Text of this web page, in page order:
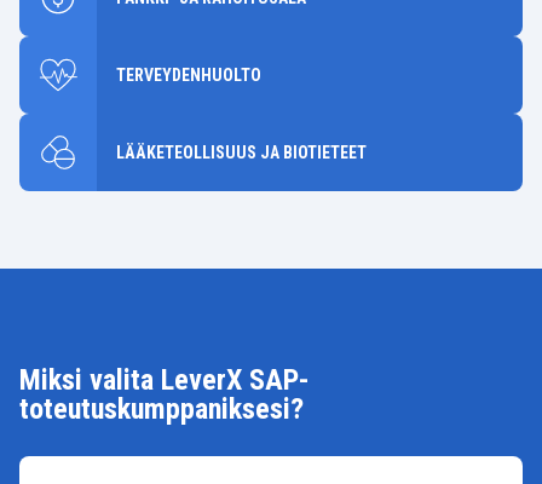
TERVEYDENHUOLTO
LÄÄKETEOLLISUUS JA BIOTIETEET
Miksi valita LeverX SAP-
toteutuskumppaniksesi?